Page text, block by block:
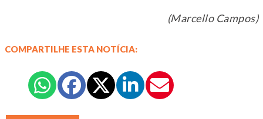
(Marcello Campos)
COMPARTILHE ESTA NOTÍCIA: